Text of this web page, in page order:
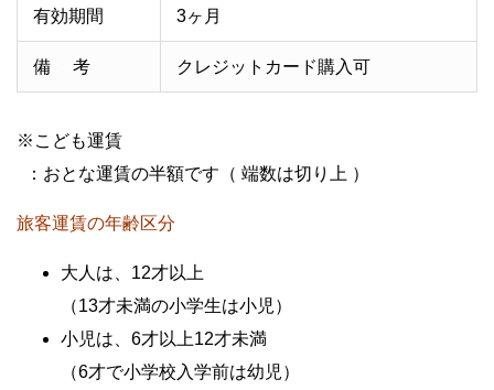
有効期間 3ヶ月
備 ○○考 クレジットカード購入可
※こども運賃
：おとな運賃の半額です（ 端数は切り上 ）
旅客運賃の年齢区分
大人は、12才以上
（13才未満の小学生は小児）
小児は、6才以上12才未満
（6才で小学校入学前は幼児）